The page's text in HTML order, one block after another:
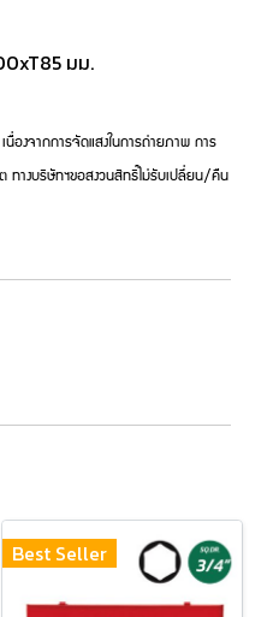
มม.
องจากการจัดแสงในการถ่ายภาพ การ
ทางบริษัทฯขอสงวนสิทธิ์ไม่รับเปลี่ยน/คืน
Best Seller